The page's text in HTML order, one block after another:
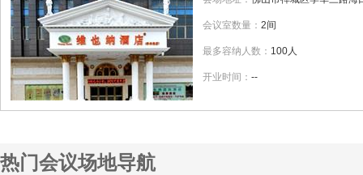
会议室数量： 2间
最多容纳人数： 100人
开业时间： --
热门会议场地导航